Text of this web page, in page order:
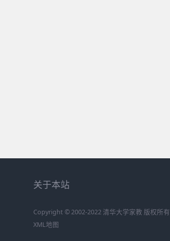
关于本站
Copyright © 2002-2022 清华大学家教 版权所有
XML地图